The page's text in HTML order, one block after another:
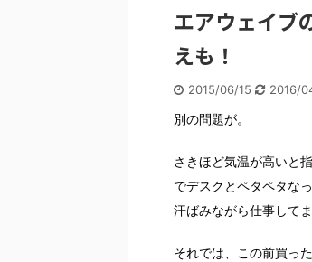
エアウェイブ
えも！
2015/06/15 2016/
別の問題が。
さきほど気温が高いと
でデスクとペタペタな
汗ばみながら仕事して
それでは、この前買っ